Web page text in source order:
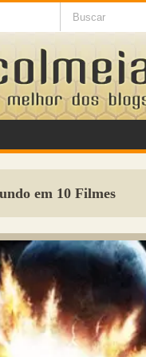
SaÃºde
em 10 Filmes